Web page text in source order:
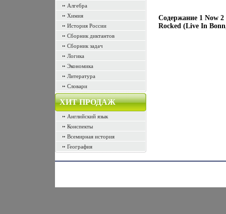
Алгебра
Химия
История России
Сборник диктантов
Сборник задач
Логика
Экономика
Литература
Словари
ХИТ ПРОДАЖ
Английский язык
Конспекты
Всемирная история
География
Содержание 1 Now
Rocked (Live In